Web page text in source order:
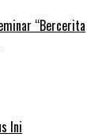
“Bercerita
Ini